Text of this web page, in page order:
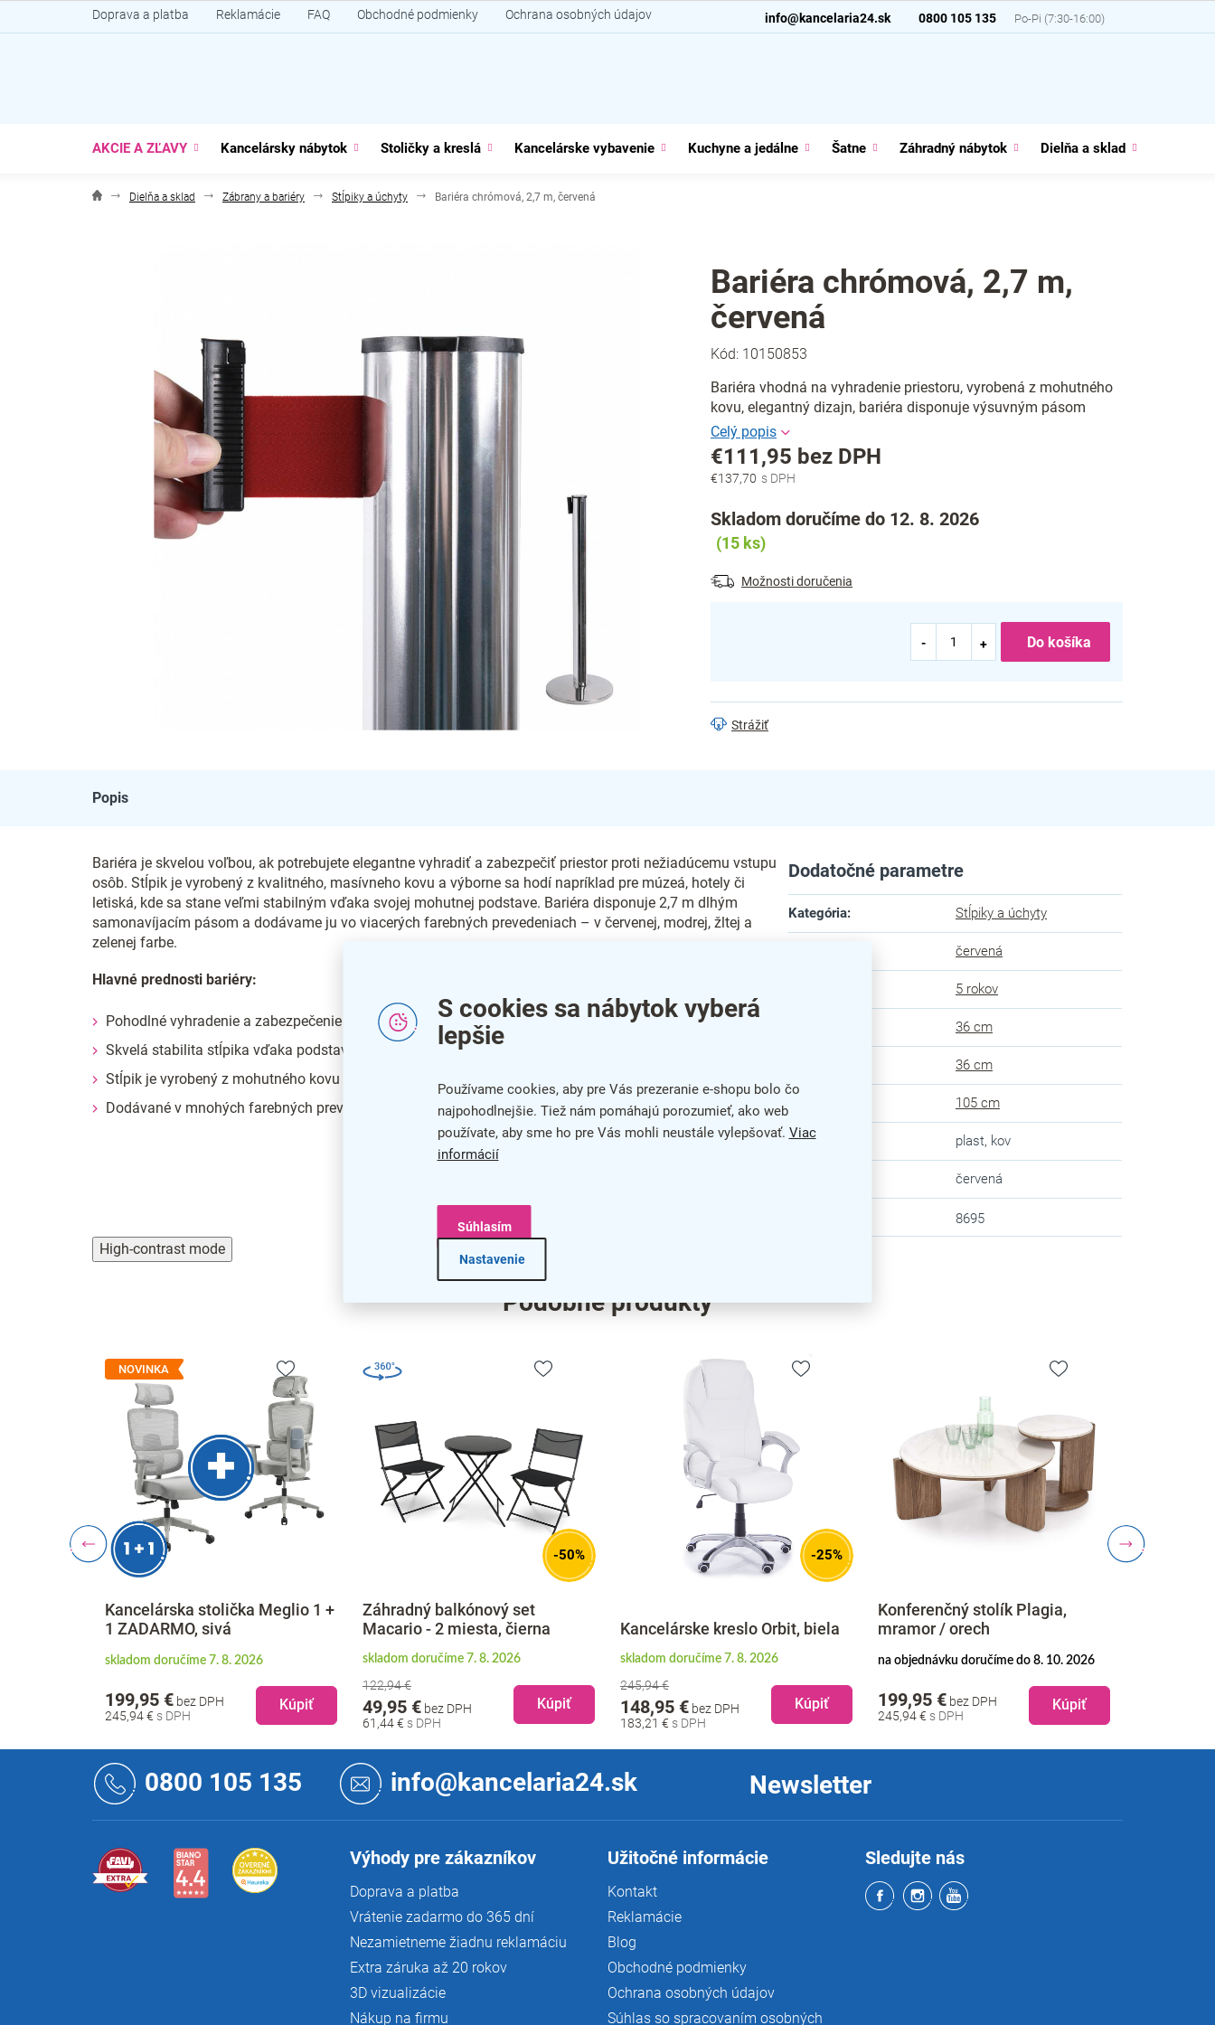
S cookies sa nábytok vyberá
lepšie
Používame cookies, aby pre Vás prezeranie e-shopu bolo čo
najpohodlnejšie. Tiež nám pomáhajú porozumieť, ako web
používate, aby sme ho pre Vás mohli neustále vylepšovať. Viac
informácií
Nastavenie
Súhlasím
na
0800 105 135
info@kancelaria24.sk
Doprava a platba Reklamácie FAQ Obchodné podmienky Ochrana osobných údajov
AKCIE A ZĽAVY Kancelársky nábytok Stoličky a kreslá Kancelárske vybavenie Kuchyne a jedálne Šatne Záhradný nábytok Dielňa a sklad
Dielňa a sklad Zábrany a bariéry Stĺpiky a úchyty Bariéra chrómová, 2,7 m, červená
Bariéra chrómová, 2,7 m,
červená
Kód: 10150853
Bariéra vhodná na vyhradenie priestoru, vyrobená z mohutného
kovu, elegantný dizajn, bariéra disponuje výsuvným pásom
€137,70
€111,95 bez DPH
Jednotková
Skladom doručíme do 12. 8. 2026
(15 ks)
Možnosti doručenia
Do košíka
Strážiť
Popis
Bariéra je skvelou voľbou, ak potrebujete elegantne vyhradiť a zabezpečiť priestor proti nežiadúcemu vstupu
osôb. Stĺpik je vyrobený z kvalitného, masívneho kovu a výborne sa hodí napríklad pre múzeá, hotely či
letiská, kde sa stane veľmi stabilným vďaka svojej mohutnej podstave. Bariéra disponuje 2,7 m dlhým
samonavíjacím pásom a dodávame ju vo viacerých farebných prevedeniach – v červenej, modrej, žltej a
zelenej farbe.
Hlavné prednosti bariéry:
Pohodlné vyhradenie a zabezpečenie priestoru
Skvelá stabilita stĺpika vďaka podstave
Stĺpik je vyrobený z mohutného kovu
Dodávané v mnohých farebných prevedeniach
Dodatočné parametre
Kategória: Stĺpiky a úchyty
červená
5 rokov
36 cm
36 cm
105 cm
Materiál plast, kov
červená
8695
High-contrast mode
Podobné produkty
NOVINKA
Kancelárska stolička Meglio 1 +
1 ZADARMO, sivá
skladom doručíme 7. 8. 2026
245,94 €
199,95 € bez DPH Kúpiť
-50%
Záhradný balkónový set
Macario - 2 miesta, čierna
skladom doručíme 7. 8. 2026
122,94 €
61,44 €
49,95 € bez DPH Kúpiť
-25%
Kancelárske kreslo Orbit, biela
skladom doručíme 7. 8. 2026
245,94 €
183,21 €
148,95 € bez DPH Kúpiť
Konferenčný stolík Plagia,
mramor / orech
na objednávku doručíme do 8. 10. 2026
245,94 €
199,95 € bez DPH Kúpiť
0800 105 135 info@kancelaria24.sk Newsletter
Výhody pre zákazníkov
Doprava a platba
Vrátenie zadarmo do 365 dní
Nezamietneme žiadnu reklamáciu
Extra záruka až 20 rokov
3D vizualizácie
Nákup na firmu
Užitočné informácie
Kontakt
Reklamácie
Blog
Obchodné podmienky
Ochrana osobných údajov
Súhlas so spracovaním osobných
Sledujte nás